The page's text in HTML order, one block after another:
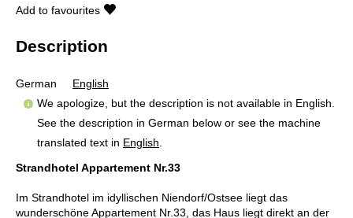
Add to favourites
Description
German
English
We apologize, but the description is not available in English.
See the description in German below or see the machine
translated text in English
Strandhotel Appartement Nr.33
Im Strandhotel im idyllischen Niendorf/Ostsee liegt das
wunderschöne Appartement Nr.33, das Haus liegt direkt an der